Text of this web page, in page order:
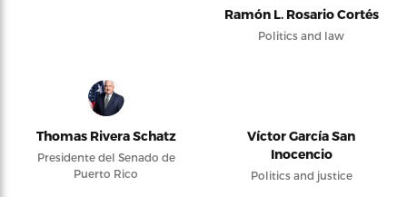
Ramón L. Rosario Cortés
Politics and law
Thomas Rivera Schatz
Presidente del Senado de
Puerto Rico
Víctor García San
Inocencio
Politics and justice